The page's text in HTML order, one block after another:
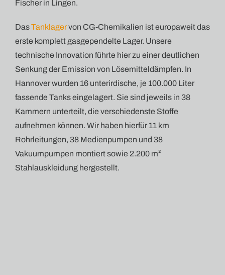
Fischer in Lingen.
DasTanklagervon CG-Chemikalien ist europaweit das
erste komplett gasgependelte Lager. Unsere
technische Innovation führte hier zu einer deutlichen
Senkung der Emission von Lösemitteldämpfen. In
Hannover wurden 16 unterirdische, je 100.000 Liter
fassende Tanks eingelagert. Sie sind jeweils in 38
Kammern unterteilt, die verschiedenste Stoffe
aufnehmen können. Wir haben hierfür 11 km
Rohrleitungen, 38 Medienpumpen und 38
Vakuumpumpen montiert sowie 2.200 m²
Stahlauskleidung hergestellt.